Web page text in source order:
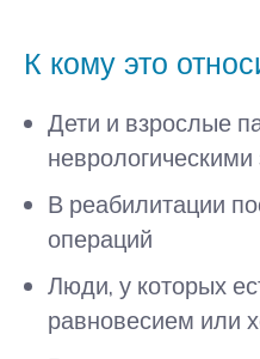
К кому это
Дети и взрослые
В реабилитации
операций
Люди, у которых
равновесием или